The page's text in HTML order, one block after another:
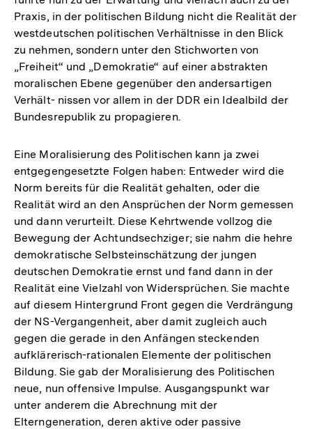
Praxis, in der politischen Bildung nicht die Realität der
westdeutschen politischen Verhältnisse in den Blick
zu nehmen, sondern unter den Stichworten von
„Freiheit“ und „Demokratie“ auf einer abstrakten
moralischen Ebene gegenüber den andersartigen
Verhält- nissen vor allem in der DDR ein Idealbild der
Bundesrepublik zu propagieren.
Eine Moralisierung des Politischen kann ja zwei
entgegengesetzte Folgen haben: Entweder wird die
Norm bereits für die Realität gehalten, oder die
Realität wird an den Ansprüchen der Norm gemessen
und dann verurteilt. Diese Kehrtwende vollzog die
Bewegung der Achtundsechziger; sie nahm die hehre
demokratische Selbsteinschätzung der jungen
deutschen Demokratie ernst und fand dann in der
Realität eine Vielzahl von Widersprüchen. Sie machte
auf diesem Hintergrund Front gegen die Verdrängung
der NS-Vergangenheit, aber damit zugleich auch
gegen die gerade in den Anfängen steckenden
aufklärerisch-rationalen Elemente der politischen
Bildung. Sie gab der Moralisierung des Politischen
neue, nun offensive Impulse. Ausgangspunkt war
unter anderem die Abrechnung mit der
Elterngeneration, deren aktive oder passive